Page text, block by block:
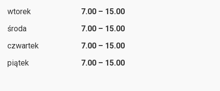
wtorek
7.00 – 15.00
środa
7.00 – 15.00
czwartek
7.00 – 15.00
piątek
7.00 – 15.00